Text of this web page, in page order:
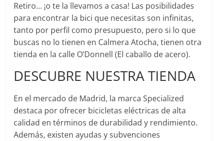
Retiro… ¡o te la llevamos a casa! Las posibilidades
para encontrar la bici que necesitas son infinitas,
tanto por perfil como presupuesto, pero si lo que
buscas no lo tienen en Calmera Atocha, tienen otra
tienda en la calle O’Donnell (El caballo de acero).
DESCUBRE NUESTRA TIENDA
En el mercado de Madrid, la marca Specialized
destaca por ofrecer bicicletas eléctricas de alta
calidad en términos de durabilidad y rendimiento.
Además, existen ayudas y subvenciones